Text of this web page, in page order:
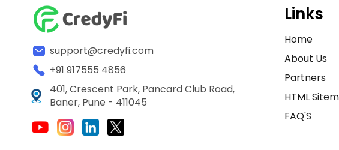
support@credyfi.com
+91 917555 4856
401, Crescent Park, Pancard Club Road,
Baner, Pune - 411045
Links
Home
About Us
Partners
HTML
FAQ'S